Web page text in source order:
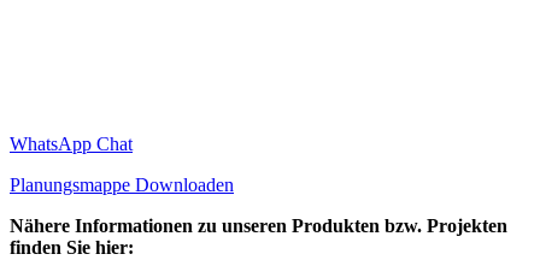
WhatsApp Chat
Planungsmappe Downloaden
Nähere Informationen zu unseren Produkten bzw. Projekten
finden Sie hier: